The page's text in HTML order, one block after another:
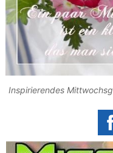
Inspirierendes